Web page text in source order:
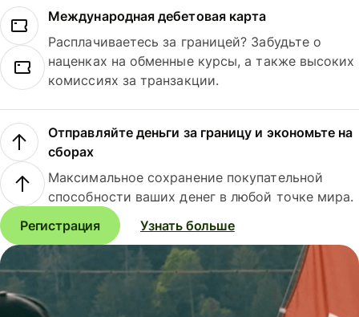
Международная дебетовая карта
Расплачиваетесь за границей? Забудьте о
наценках на обменные курсы, а также высоких
комиссиях за транзакции.
Отправляйте деньги за границу и экономьте на
сборах
Максимальное сохранение покупательной
способности ваших денег в любой точке мира.
Регистрация
Узнать больше